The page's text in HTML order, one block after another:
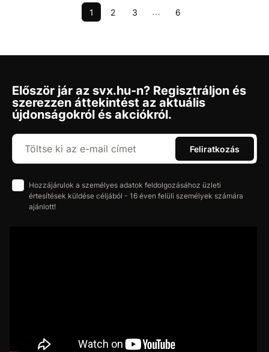
1 2 3 ⋯ 6
Először jár az svx.hu-n? Regisztráljon és
szerezzen áttekintést az aktuális
újdonságokról és akciókról.
Feliratkozás
Hozzájárulok a személyes adatok feldolgozásához üzleti
értesítések küldése céljából - 16 éven felüli személyek számára
ajánlott!